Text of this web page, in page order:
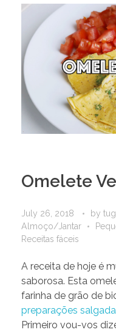
Omelete
July 26, 2018 by
Almoço/Jantar
Receitas fáceis
A receita de hoje é
saborosa. Esta
farinha de grão de
preparações
Primeiro vou-vos